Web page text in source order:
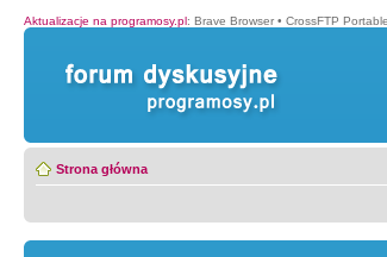
Aktualizacje na programosy.pl: Brave Browser • CrossFTP Portable
Strona główna